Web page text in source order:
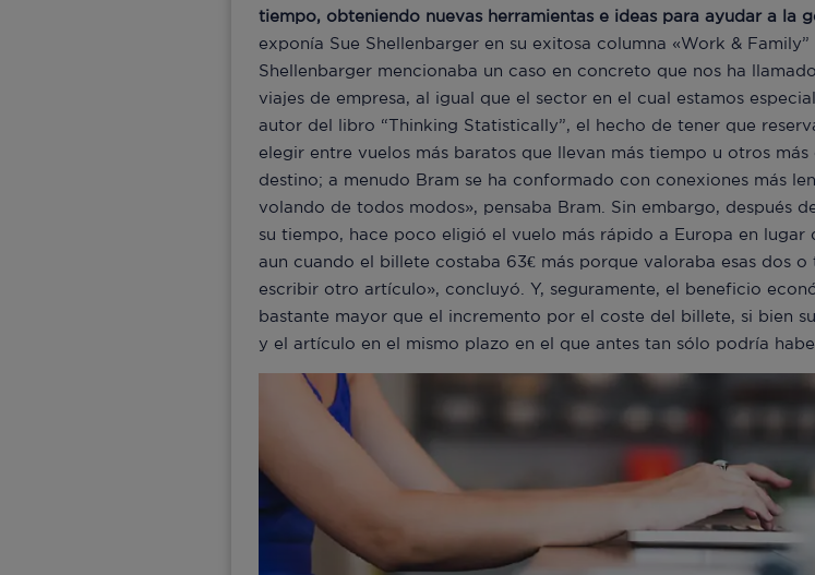
tiempo, obteniendo nuevas herramientas e ideas para ayudar a la
exponía Sue Shellenbarger en su exitosa columna «Work &
Shellenbarger mencionaba un caso en concreto que nos ha
viajes de empresa, al igual que el sector en el cual estamos
autor del libro “Thinking Statistically”, el hecho de tener que
elegir entre vuelos más baratos que llevan más tiempo u otros
destino; a menudo Bram se ha conformado con conexiones más
volando de todos modos», pensaba Bram. Sin embargo, después
su tiempo, hace poco eligió el vuelo más rápido a Europa en lugar
aun cuando el billete costaba 63€ más porque valoraba esas dos o
escribir otro artículo», concluyó. Y, seguramente, el beneficio
bastante mayor que el incremento por el coste del billete, si bien
y el artículo en el mismo plazo en el que antes tan sólo podría